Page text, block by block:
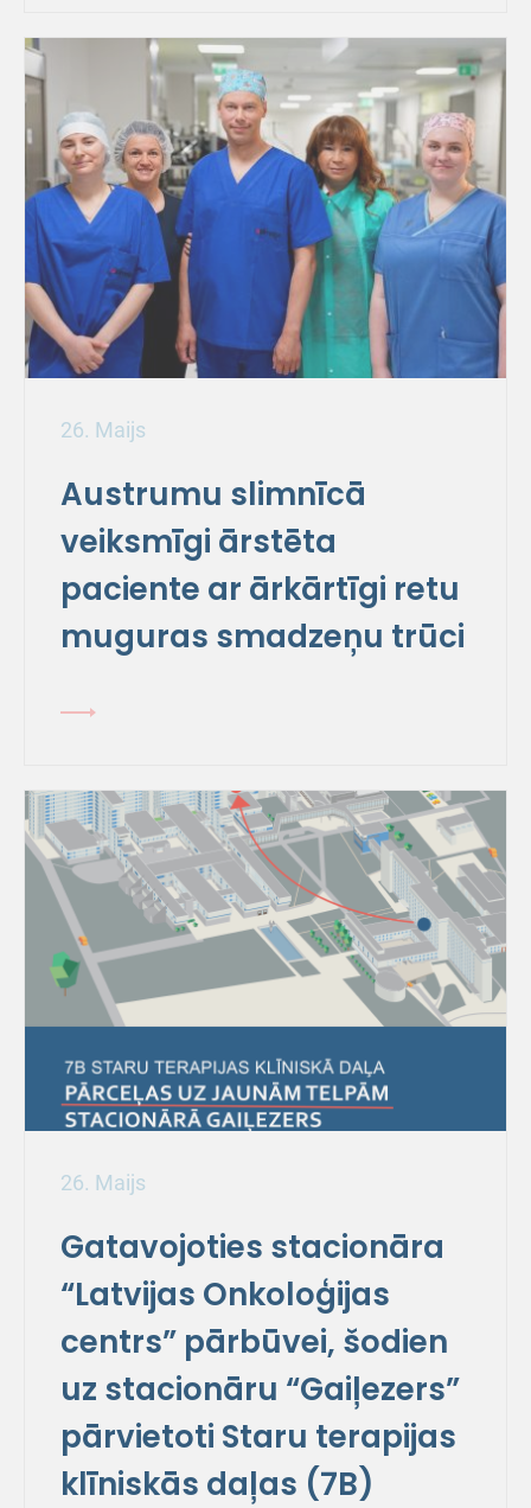
26. Maijs
Austrumu slimnīcā
veiksmīgi ārstēta
paciente ar ārkārtīgi retu
muguras smadzeņu trūci
26. Maijs
Gatavojoties stacionāra
“Latvijas Onkoloģijas
centrs” pārbūvei, šodien
uz stacionāru “Gaiļezers”
pārvietoti Staru terapijas
klīniskās daļas (7B)